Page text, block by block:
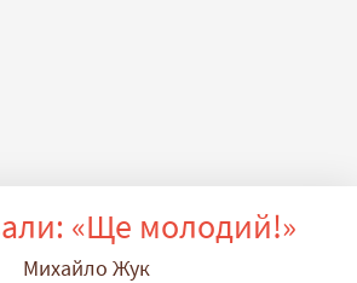
«Ще молодий!»
Михайло Жук